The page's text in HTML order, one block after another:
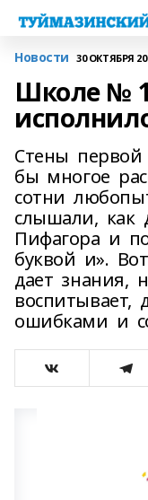
Новости 30 ОКТЯБРЯ
Школе №
Стены
бы многое
сотни
слышали, как
Пифагора и
буквой и».
дает знания,
воспитывает,
ошибками и